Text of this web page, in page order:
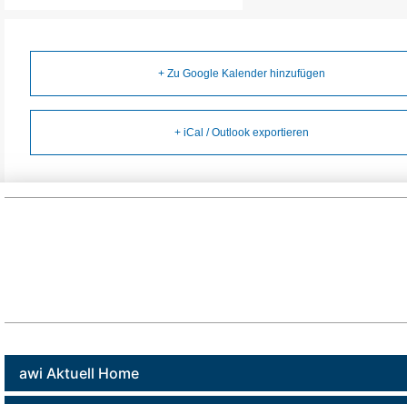
+ Zu Google Kalender hinzufügen
+ iCal / Outlook exportieren
awi Aktuell Home